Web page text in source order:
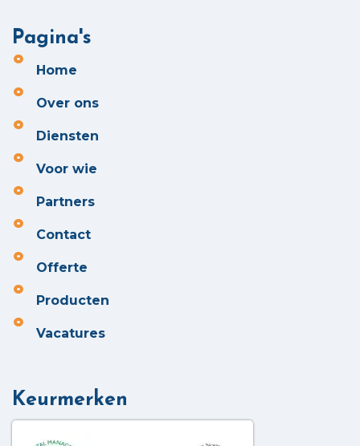
Pagina's
Home
Over ons
Diensten
Voor wie
Partners
Contact
Offerte
Producten
Vacatures
Keurmerken